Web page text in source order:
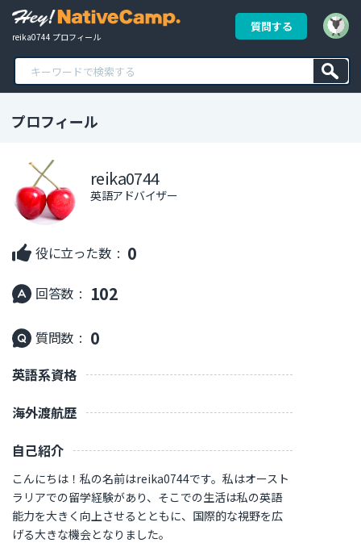
reika0744 プロフィール
質問する
プロフィール
reika0744
英語アドバイザー
役に立った数 : 0
回答数 : 102
質問数 : 0
英語系資格
海外渡航歴
自己紹介
こんにちは！私の名前はreika0744です。私はオースト
ラリアでの留学経験があり、そこでの生活は私の英語
能力を大きく向上させるとともに、国際的な視野を広
げる大きな機会となりました。